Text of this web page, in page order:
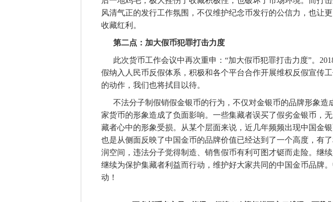
风清气正的发行工作氛围，不仅维护纪念币发行的公信力，也让
收藏红利。
第二点：加大假币犯罪打击力度
此次货币工作会议中再次重申： “加大假币犯罪打击力度”。
假纳入人民币反假体系，积极和各个平台合作开展维权反假宣传
的动作，我们也将拭目以待。
不法分子制假销假金银币的行为，不仅对金银币的品牌形象造
家货币的形象造成了负面影响。一些集藏者误买了假劣金银币，
藏者心中的形象受损。从某个层面来说，近几年频频出现中国金银
也是从侧面反映了中国金币的品牌价值已经达到了一个高度，有
润空间，违法分子觉得制造、销售假币有利可图才铤而走险。继续
继续为保护集藏者利益而行动，维护好大家共同的中国金币品牌
动！